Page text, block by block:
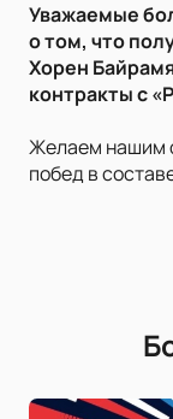
Уважаемые
о том, что
Хорен
контракты с
Желаем нашим
побед в